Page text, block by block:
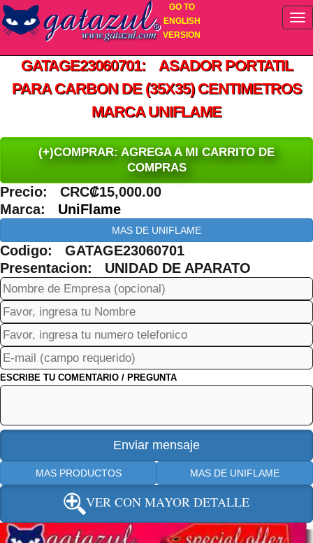
GO TO
ENGLISH
VERSION
GATAGE23060701: ASADOR PORTATIL
PARA CARBON DE (35X35) CENTIMETROS
MARCA UNIFLAME
(+)COMPRAR: AGREGA A MI CARRITO DE
COMPRAS
Precio: CRC₡15,000.00
Marca: UniFlame
MAS DE UNIFLAME
Codigo: GATAGE23060701
Presentacion: UNIDAD DE APARATO
ESCRIBE TU COMENTARIO / PREGUNTA
MAS PRODUCTOS MAS DE UNIFLAME
VER CON MAYOR DETALLE